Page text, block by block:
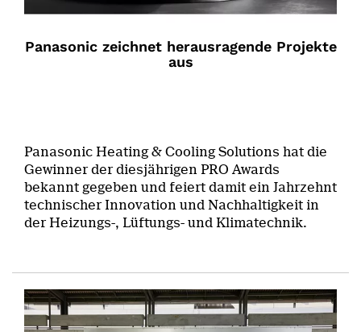
Panasonic zeichnet herausragende Projekte
aus
Panasonic Heating & Cooling Solutions hat die
Gewinner der diesjährigen PRO Awards
bekannt gegeben und feiert damit ein Jahrzehnt
technischer Innovation und Nachhaltigkeit in
der Heizungs-, Lüftungs- und Klimatechnik.